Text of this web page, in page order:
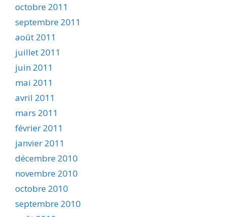
octobre 2011
septembre 2011
août 2011
juillet 2011
juin 2011
mai 2011
avril 2011
mars 2011
février 2011
janvier 2011
décembre 2010
novembre 2010
octobre 2010
septembre 2010